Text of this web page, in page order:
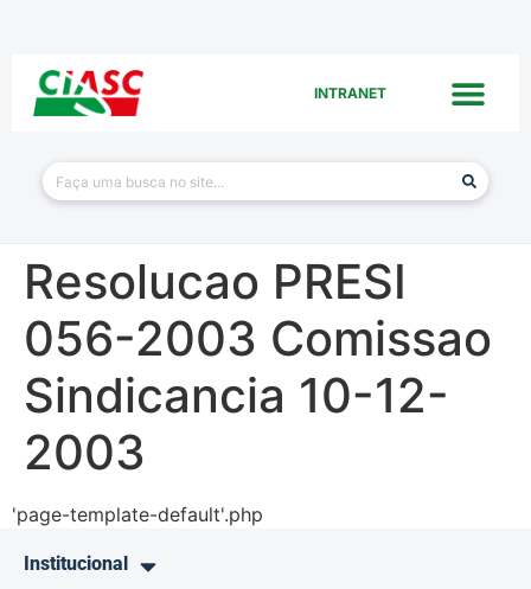
INTRANET
Resolucao PRESI
056-2003 Comissao
Sindicancia 10-12-
2003
'page-template-default'.php
Institucional